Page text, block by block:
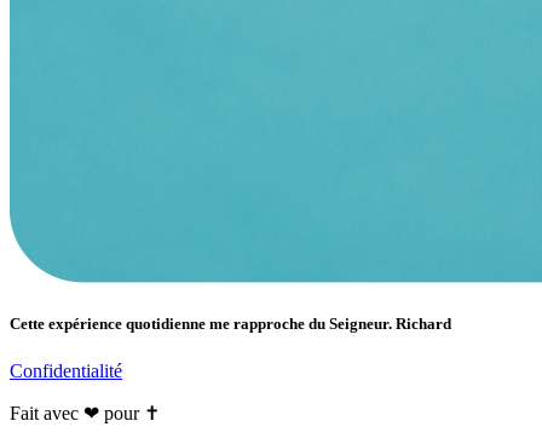
Cette expérience quotidienne me rapproche du Seigneur. Richard
Confidentialité
Fait avec ❤ pour ✝️️